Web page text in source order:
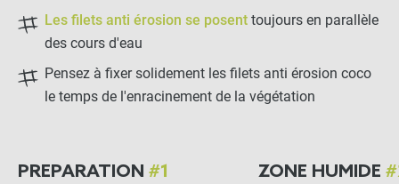
Les filets anti érosion se posent toujours en parallèle
des cours d'eau
Pensez à fixer solidement les filets anti érosion coco
le temps de l'enracinement de la végétation
PREPARATION #1 ZONE HUMIDE